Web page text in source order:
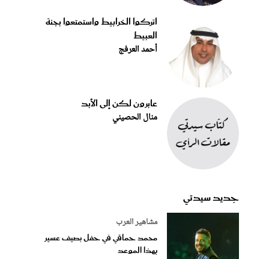
اتركوا الخرابيط واستمتعوا بجنة
العبيط
أحمد العرفج
عابرون لكن إلى الأبد
منال الحصيني
جديد سيدتي
مشاهير العرب
محمد حماقي في حفل بصيف عسير
بهذا الموعد